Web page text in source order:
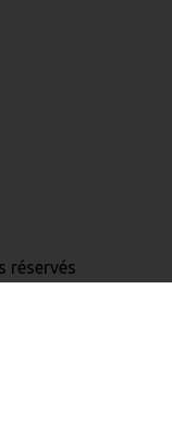
avant son crash
réservés